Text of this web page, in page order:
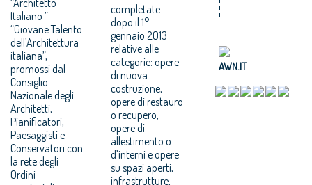
Italiano ”
“Giovane Talento
dell’Architettura
italiana”,
promossi dal
Consiglio
Nazionale degli
Architetti,
Pianificatori,
Paesaggisti e
Conservatori con
la rete degli
Ordini
completate
dopo il 1°
gennaio 2013
relative alle
categorie: opere
di nuova
costruzione,
opere di restauro
o recupero,
opere di
allestimento o
d’interni e opere
su spazi aperti,
infrastrutture,
AWN.IT